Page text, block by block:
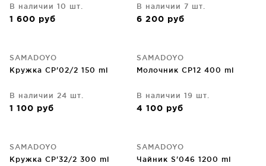
В наличии 10 шт.
1 600 руб
В наличии 7 шт.
6 200 руб
SAMADOYO
Кружка CP'02/2 150 ml
В наличии 24 шт.
1 100 руб
SAMADOYO
Молочник CP12 400 ml
В наличии 19 шт.
4 100 руб
SAMADOYO
Кружка CP'32/2 300 ml
SAMADOYO
Чайник S'046 1200 ml